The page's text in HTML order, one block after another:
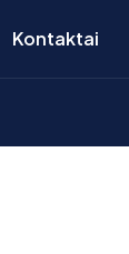
Kontaktai